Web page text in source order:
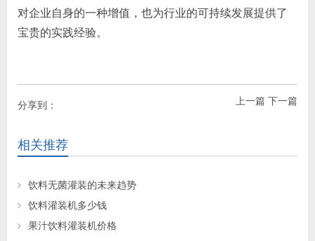
对企业自身的一种增值，也为行业的可持续发展提供了
宝贵的实践经验。
上一篇 下一篇
分享到：
相关推荐
饮料无菌灌装的未来趋势
饮料灌装机多少钱
果汁饮料灌装机价格